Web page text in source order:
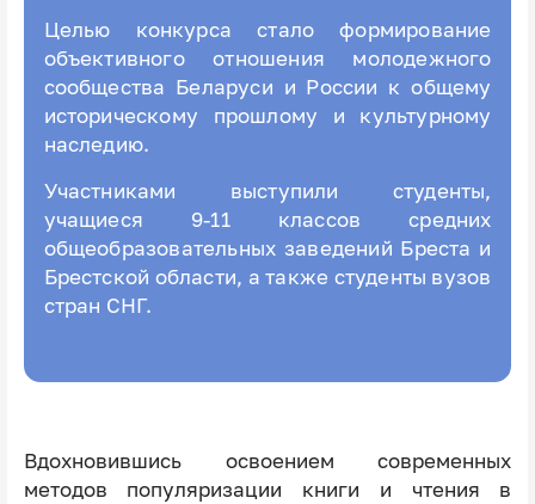
Целью конкурса стало формирование
объективного отношения молодежного
сообщества Беларуси и России к общему
историческому прошлому и культурному
наследию.
Участниками выступили студенты,
учащиеся 9-11 классов
средних
общеобразовательных заведений Бреста и
Брестской области, а также студенты вузов
стран СНГ.
Вдохновившись
освоением современных
методов популяризации книги и чтения в